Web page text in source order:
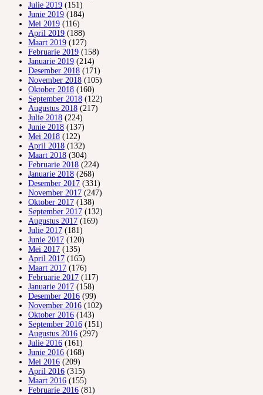
Julie 2019 (151)
Junie 2019 (184)
Mei 2019 (116)
April 2019 (188)
Maart 2019 (127)
Februarie 2019 (158)
Januarie 2019 (214)
Desember 2018 (171)
November 2018 (105)
Oktober 2018 (160)
September 2018 (122)
Augustus 2018 (217)
Julie 2018 (224)
Junie 2018 (137)
Mei 2018 (122)
April 2018 (132)
Maart 2018 (304)
Februarie 2018 (224)
Januarie 2018 (268)
Desember 2017 (331)
November 2017 (247)
Oktober 2017 (138)
September 2017 (132)
Augustus 2017 (169)
Julie 2017 (181)
Junie 2017 (120)
Mei 2017 (135)
April 2017 (165)
Maart 2017 (176)
Februarie 2017 (117)
Januarie 2017 (158)
Desember 2016 (99)
November 2016 (102)
Oktober 2016 (143)
September 2016 (151)
Augustus 2016 (297)
Julie 2016 (161)
Junie 2016 (168)
Mei 2016 (209)
April 2016 (315)
Maart 2016 (155)
Februarie 2016 (81)